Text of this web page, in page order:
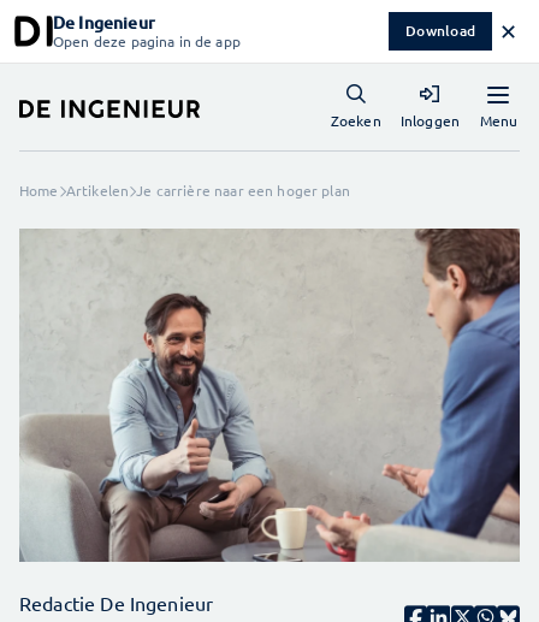
De Ingenieur
Open deze pagina in de app Download ✕
Menu
Zoeken Inloggen
Home Artikelen Je carrière naar een hoger plan
Redactie De Ingenieur